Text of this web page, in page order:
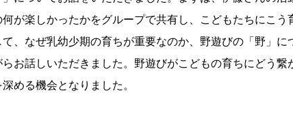
が楽しかったかをグループで共有し、こどもたちにこう
、なぜ乳幼少期の育ちが重要なのか、野遊びの「野」に
お話しいただきました。野遊びがこどもの育ちにどう繋
める機会となりました。